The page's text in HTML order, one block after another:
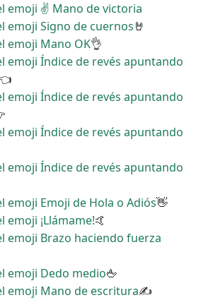
emoji ✌ Mano de victoria
emoji Signo de cuernos🤘
emoji Mano OK👌
emoji Índice de revés apuntando
emoji Índice de revés apuntando
emoji Índice de revés apuntando
emoji Índice de revés apuntando
emoji Emoji de Hola o Adiós👋
emoji ¡Llámame!🤙
emoji Brazo haciendo fuerza
emoji Dedo medio🖕
emoji Mano de escritura✍